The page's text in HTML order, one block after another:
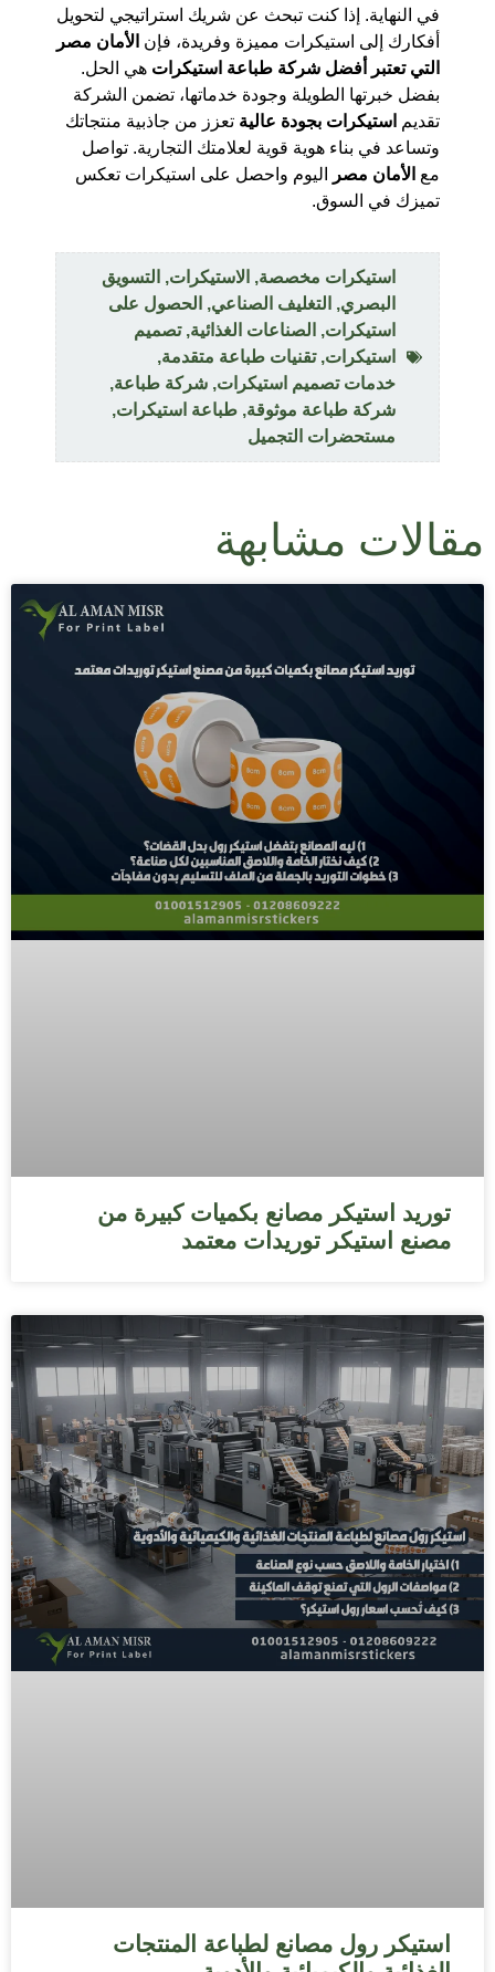
في النهاية. إذا كنت تبحث عن شريك استراتيجي لتحويل
أفكارك إلى استيكرات مميزة وفريدة، فإن الأمان مصر
التي تعتبر أفضل شركة طباعة استيكرات هي الحل.
بفضل خبرتها الطويلة وجودة خدماتها، تضمن الشركة
تقديم استيكرات بجودة عالية تعزز من جاذبية منتجاتك
وتساعد في بناء هوية قوية لعلامتك التجارية. تواصل
مع الأمان مصر
اليوم واحصل على استيكرات تعكس
تميزك في السوق.
استيكرات مخصصة, الاستيكرات, التسويق
البصري, التغليف الصناعي, الحصول على
استيكرات, الصناعات الغذائية,تصميم
استيكرات,تقنيات طباعة متقدمة,
خدمات تصميم استيكرات, شركة طباعة,
شركة طباعة موثوقة, طباعة استيكرات,
مستحضرات التجميل
مقالات مشابهة
توريد استيكر مصانع بكميات كبيرة من
مصنع استيكر توريدات معتمد
استيكر رول مصانع لطباعة المنتجات